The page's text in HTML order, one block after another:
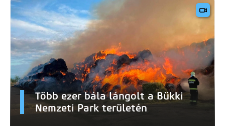
Több ezer bála lángolt a Bükki
Nemzeti Park területén